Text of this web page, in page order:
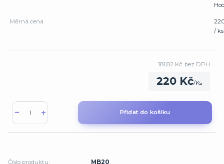
Měrná cena
/ ks
220 Kč/Ks
181,82 Kč bez DPH
Přidat do košíku
Číslo produktu:
MB20